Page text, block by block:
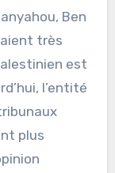
Ben
très
est
l’entité
plus